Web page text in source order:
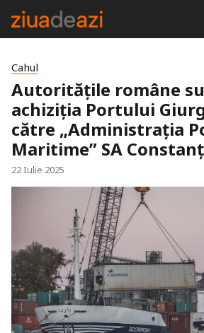
Cahul
Autoritățile române
achiziția Portului
către „Administrația
Maritime” SA
22 Iulie 2025